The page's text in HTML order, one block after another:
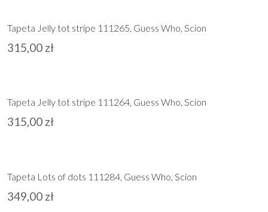
Tapeta Jelly tot stripe 111265, Guess Who, Scion
315,00 zł
Tapeta Jelly tot stripe 111264, Guess Who, Scion
315,00 zł
Tapeta Lots of dots 111284, Guess Who, Scion
349,00 zł